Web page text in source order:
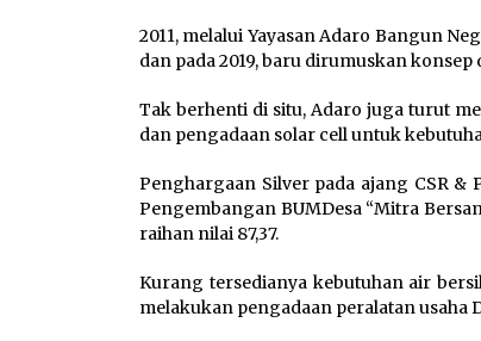
2011, melalui Yayasan Adaro Bangun
dan pada 2019, baru dirumuskan
Tak berhenti di situ, Adaro juga turut
dan pengadaan solar cell untuk
Penghargaan Silver pada ajang CSR &
Pengembangan BUMDesa “Mitra
raihan nilai 87,37.
Kurang tersedianya kebutuhan air
melakukan pengadaan peralatan usaha